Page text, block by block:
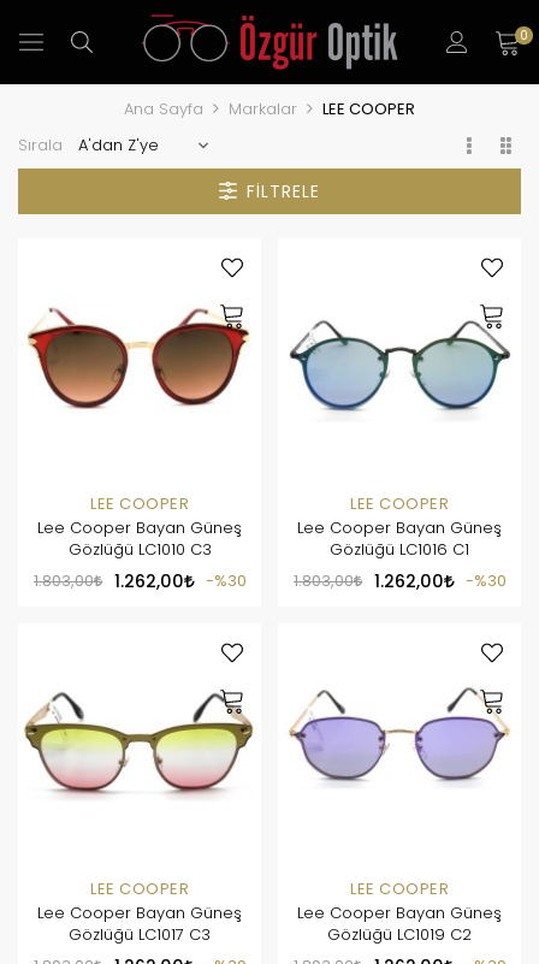
0
Ana Sayfa Markalar LEE COOPER
Sırala
FILTRELE
LEE COOPER
Lee Cooper Bayan Güneş
Gözlüğü LC1010 C3
1.803,00
1.262,00 %30
LEE COOPER
Lee Cooper Bayan Güneş
Gözlüğü LC1016 C1
1.803,00
1.262,00 %30
LEE COOPER
Lee Cooper Bayan Güneş
Gözlüğü LC1017 C3
LEE COOPER
Lee Cooper Bayan Güneş
Gözlüğü LC1019 C2